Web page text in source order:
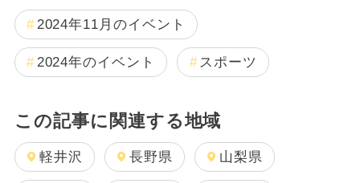
2024年11月のイベント
2024年のイベント スポーツ
この記事に関連する地域
軽井沢 長野県 山梨県